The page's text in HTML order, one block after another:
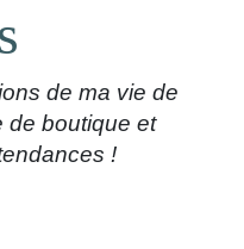
de ma vie de
de boutique et
!